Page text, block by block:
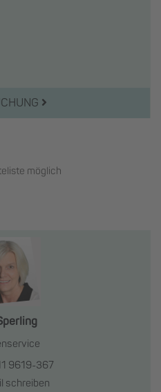
möglich
9619-367
schreiben